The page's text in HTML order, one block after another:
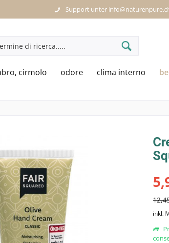
Support unter
cirmolo odore clima interno
inkl.